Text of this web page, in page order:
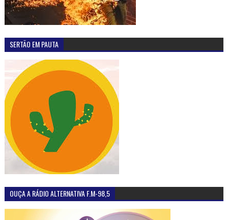
SERTÃO EM PAUTA
OUÇA A RÁDIO ALTERNATIVA F.M-98,5